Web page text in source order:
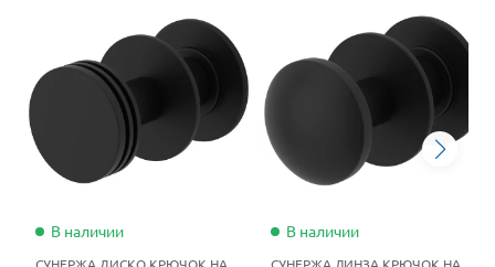
В наличии В наличии